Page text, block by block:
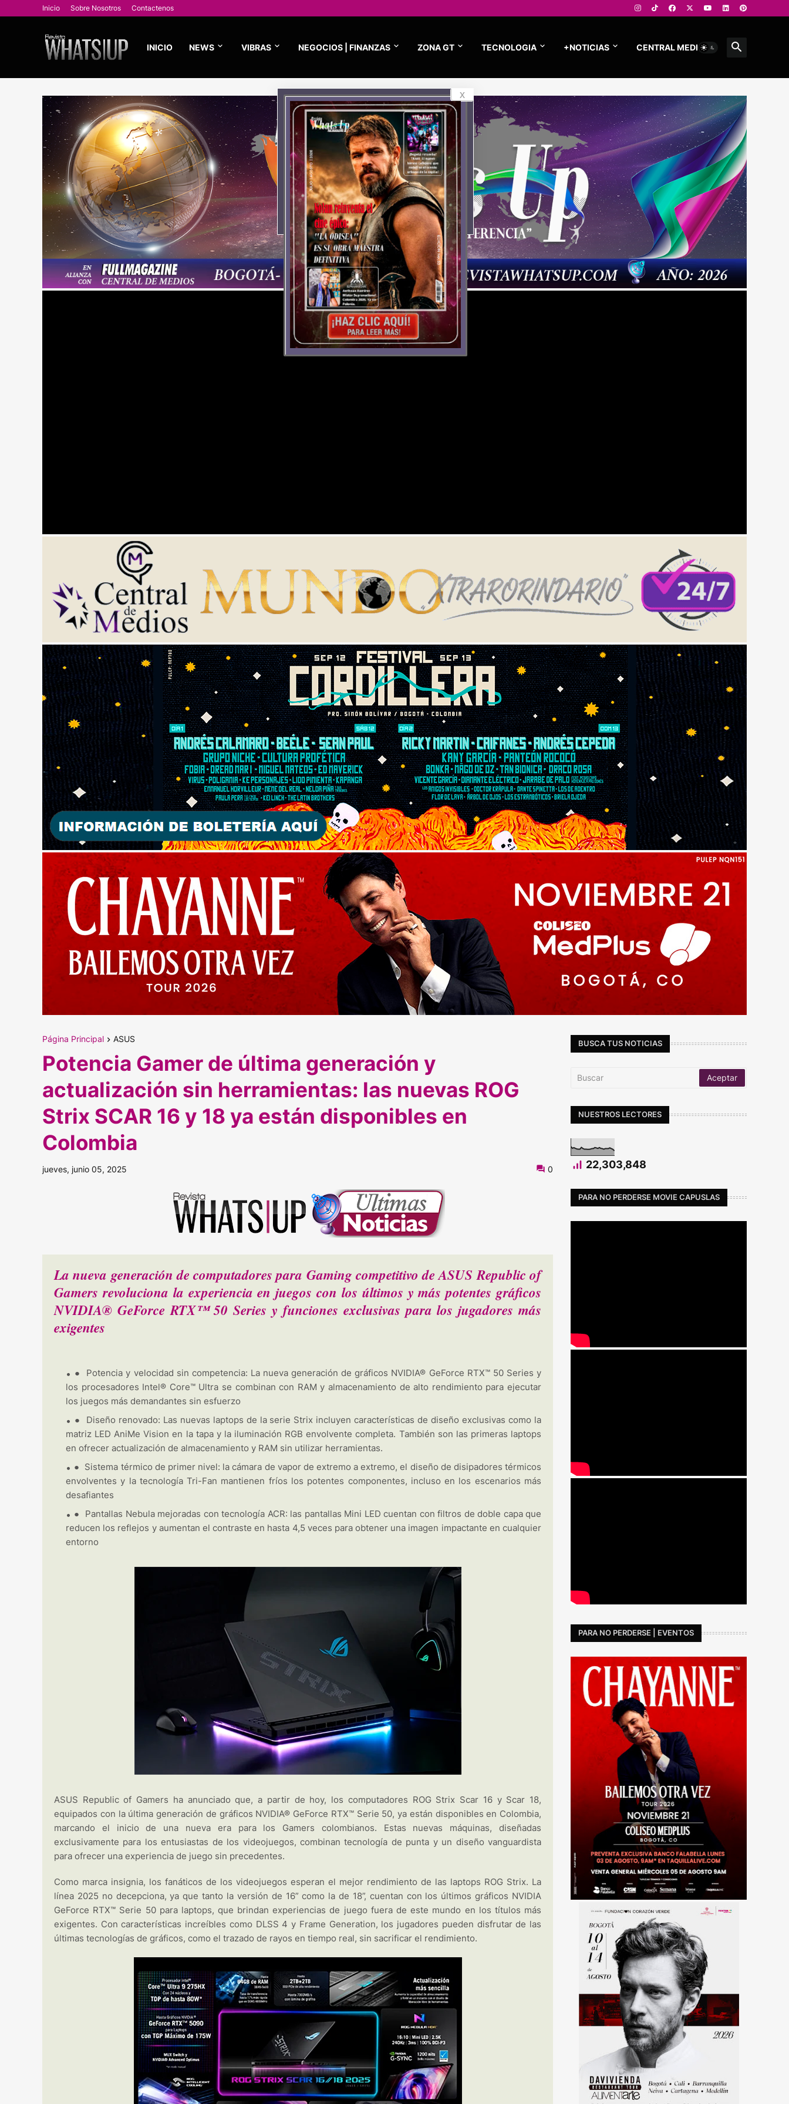
Inicio Sobre Nosotros Contactenos
INICIO NEWS VIBRAS NEGOCIOS | FINANZAS ZONA GT TECNOLOGIA +NOTICIAS CENTRAL MEDIOS
Página Principal ASUS
Potencia Gamer de última generación y
actualización sin herramientas: las nuevas ROG
Strix SCAR 16 y 18 ya están disponibles en
Colombia
jueves, junio 05, 2025 0
La nueva generación de computadores para Gaming competitivo de ASUS Republic of
Gamers revoluciona la experiencia en juegos con los últimos y más potentes gráficos
NVIDIA® GeForce RTX™ 50 Series y funciones exclusivas para los jugadores más
exigentes
●
Potencia y velocidad sin competencia: La nueva generación de gráficos NVIDIA® GeForce RTX™ 50 Series y
los procesadores Intel® Core™ Ultra se combinan con RAM y almacenamiento de alto rendimiento para ejecutar
los juegos más demandantes sin esfuerzo
●
Diseño renovado: Las nuevas laptops de la serie Strix incluyen características de diseño exclusivas como la
matriz LED AniMe Vision en la tapa y la iluminación RGB envolvente completa. También son las primeras laptops
en ofrecer actualización de almacenamiento y RAM sin utilizar herramientas.
● Sistema térmico de primer nivel: la cámara de vapor de extremo a extremo, el diseño de disipadores térmicos
envolventes y la tecnología Tri-Fan mantienen fríos los potentes componentes, incluso en los escenarios más
desafiantes
●
Pantallas Nebula mejoradas con tecnología ACR: las pantallas Mini LED cuentan con filtros de doble capa que
reducen los reflejos y aumentan el contraste en hasta 4,5 veces para obtener una imagen impactante en cualquier
entorno
ASUS Republic of Gamers ha anunciado que, a partir de hoy, los computadores ROG Strix Scar 16 y Scar 18,
equipados con la última generación de gráficos NVIDIA® GeForce RTX™ Serie 50, ya están disponibles en Colombia,
marcando el inicio de una nueva era para los Gamers colombianos. Estas nuevas máquinas, diseñadas
exclusivamente para los entusiastas de los videojuegos, combinan tecnología de punta y un diseño vanguardista
para ofrecer una experiencia de juego sin precedentes.
Como marca insignia, los fanáticos de los videojuegos esperan el mejor rendimiento de las laptops ROG Strix. La
línea 2025 no decepciona, ya que tanto la versión de 16” como la de 18”, cuentan con los últimos gráficos NVIDIA
GeForce RTX™ Serie 50 para laptops, que brindan experiencias de juego fuera de este mundo en los títulos más
exigentes. Con características increíbles como DLSS 4 y Frame Generation, los jugadores pueden disfrutar de las
últimas tecnologías de gráficos, como el trazado de rayos en tiempo real, sin sacrificar el rendimiento.
BUSCA TUS NOTICIAS
NUESTROS LECTORES
22,303,848
PARA NO PERDERSE MOVIE CAPUSLAS
PARA NO PERDERSE | EVENTOS
x